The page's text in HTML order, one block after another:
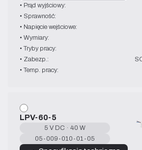
• Prąd wyjściowy:
• Sprawność:
• Napięcie wejściowe:
• Wymiary:
• Tryby pracy:
• Zabezp.:
• Temp. pracy:
LPV-60-5
5 V DC · 40 W
05-009-010-01-05